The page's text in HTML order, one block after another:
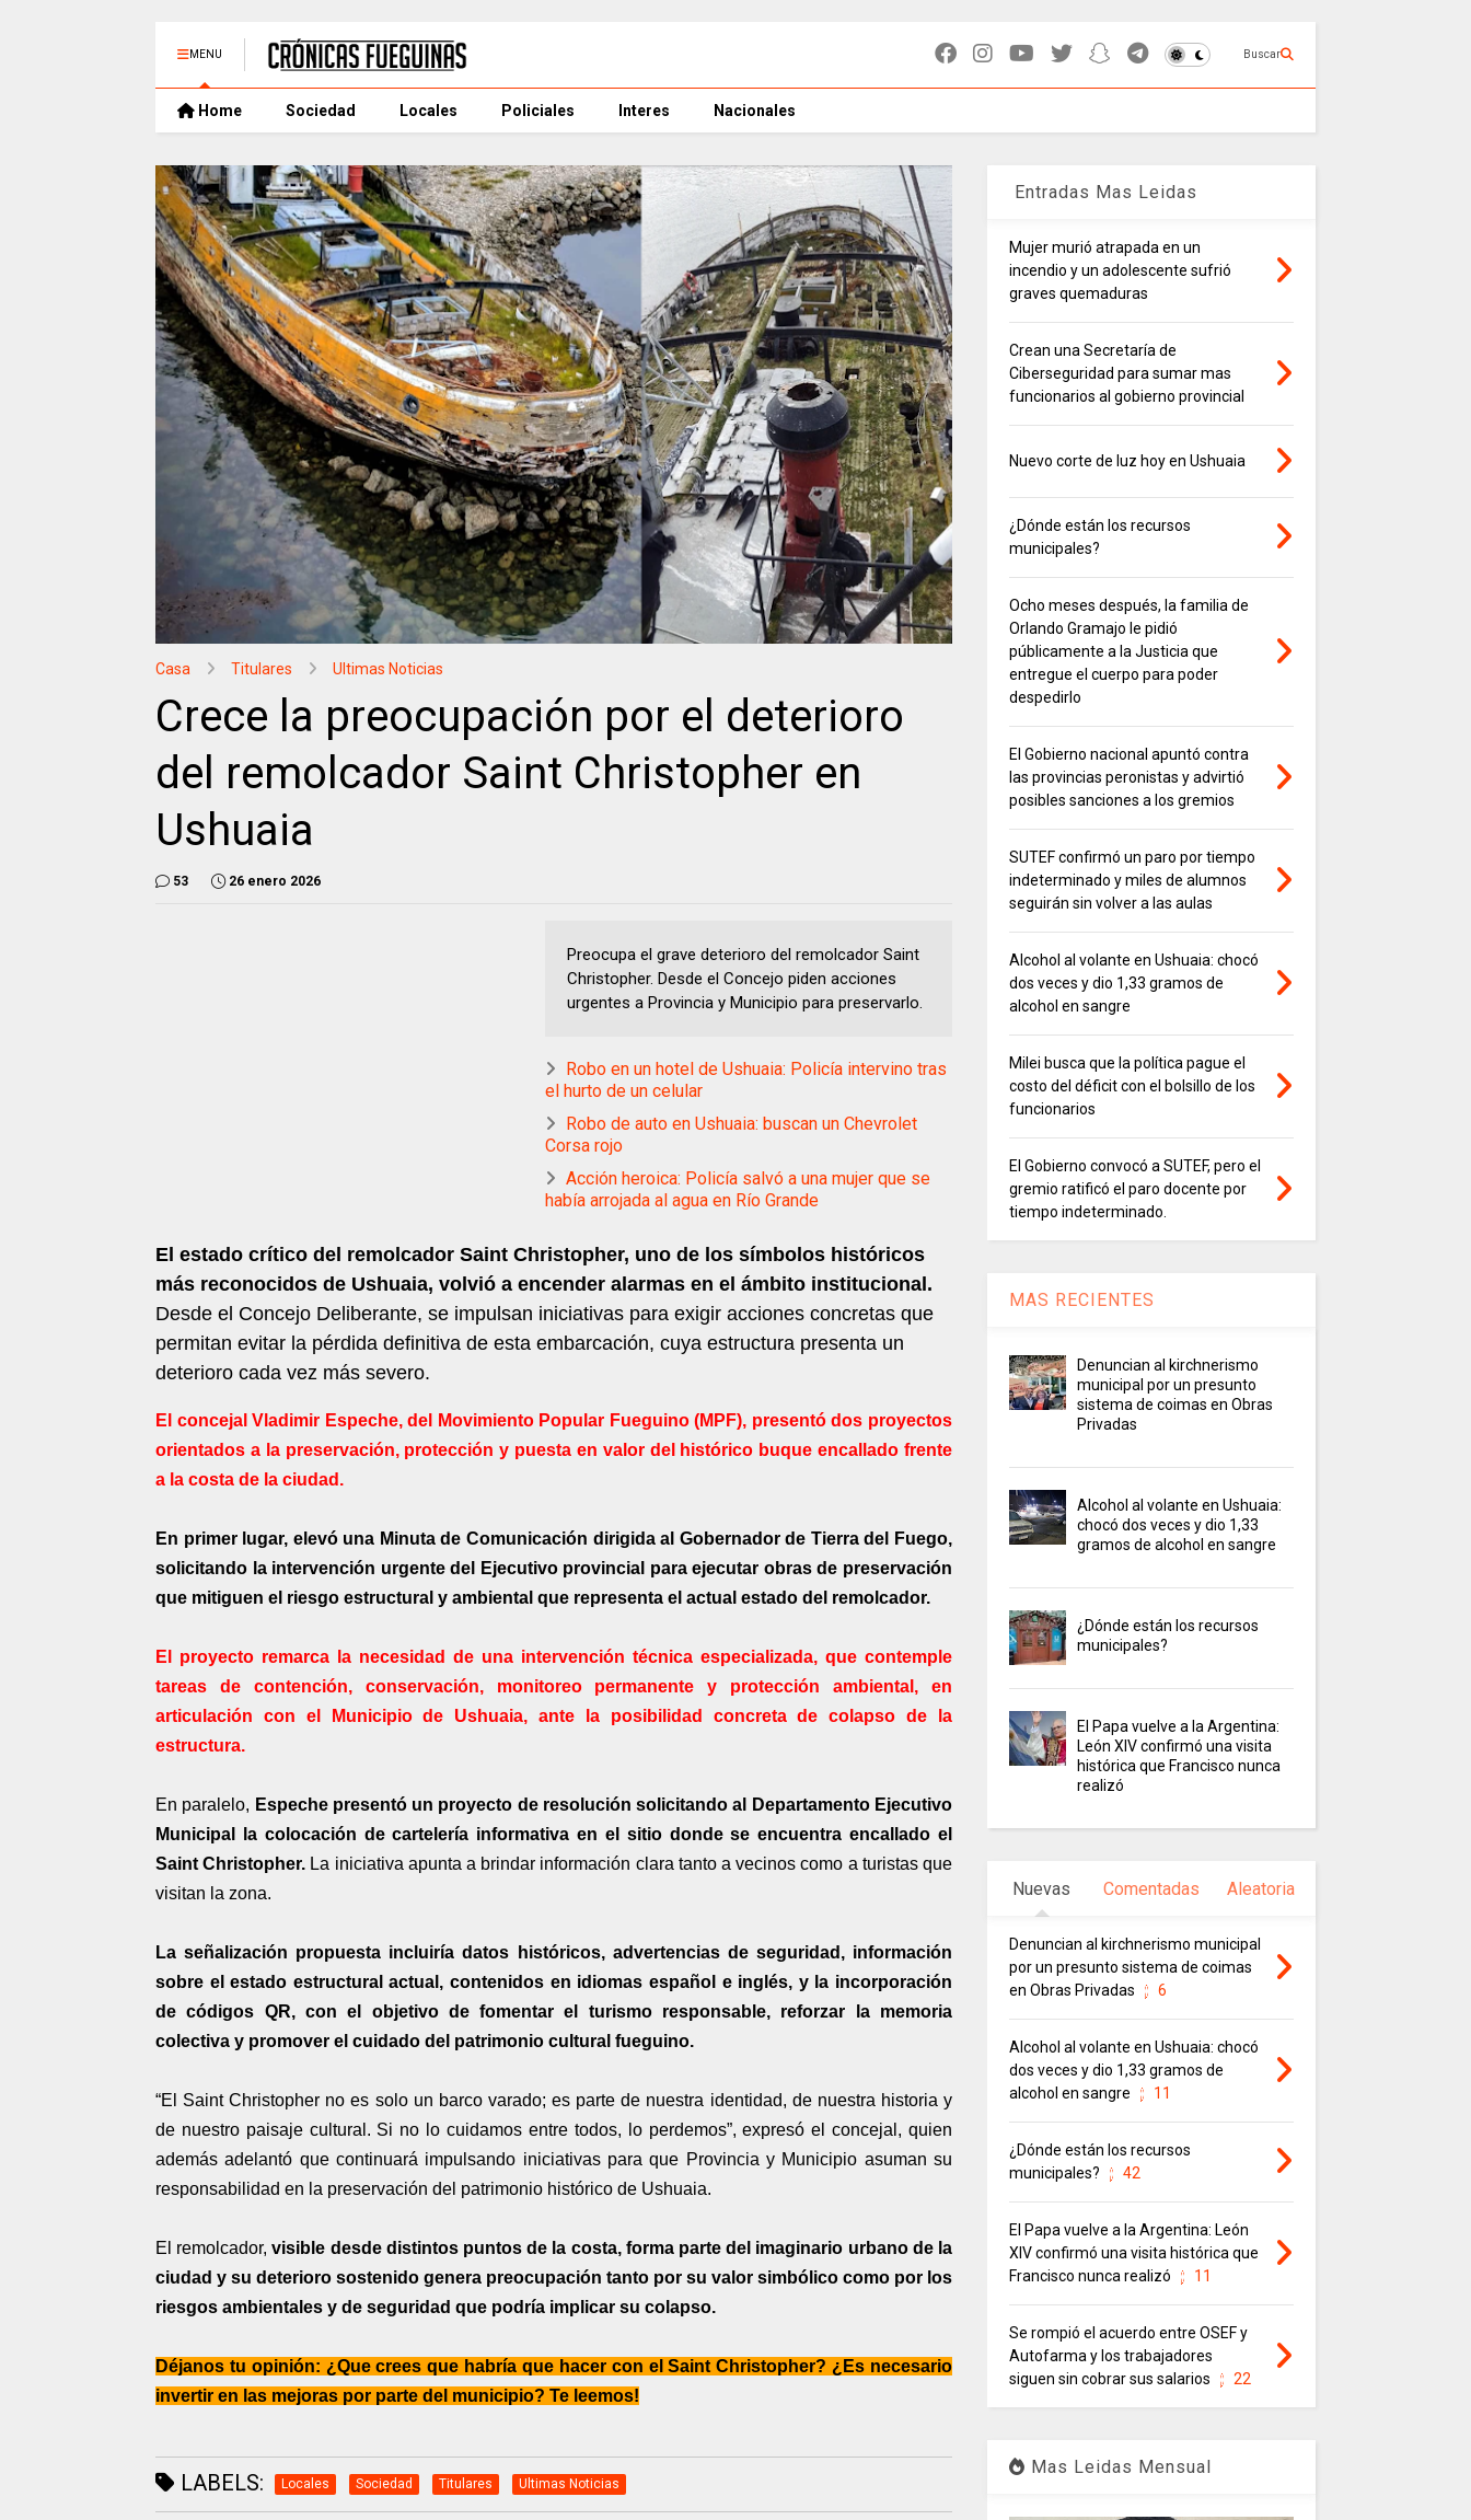
MENU Buscar
Home Sociedad Locales Policiales Interes Nacionales
Casa Titulares Ultimas Noticias
Crece la preocupación por el deterioro
del remolcador Saint Christopher en
Ushuaia
53 26 enero 2026
Preocupa el grave deterioro del remolcador Saint
Christopher. Desde el Concejo piden acciones
urgentes a Provincia y Municipio para preservarlo.
Robo en un hotel de Ushuaia: Policía intervino tras
el hurto de un celular
Robo de auto en Ushuaia: buscan un Chevrolet
Corsa rojo
Acción heroica: Policía salvó a una mujer que se
había arrojada al agua en Río Grande
El estado crítico del remolcador Saint Christopher, uno de los símbolos históricos
más reconocidos de Ushuaia, volvió a encender alarmas en el ámbito institucional.
Desde el Concejo Deliberante, se impulsan iniciativas para exigir acciones concretas que
permitan evitar la pérdida definitiva de esta embarcación, cuya estructura presenta un
deterioro cada vez más severo.
El concejal Vladimir Espeche, del Movimiento Popular Fueguino (MPF), presentó dos proyectos
orientados a la preservación, protección y puesta en valor del histórico buque encallado frente
a la costa de la ciudad.
En primer lugar, elevó una Minuta de Comunicación dirigida al Gobernador de Tierra del Fuego,
solicitando la intervención urgente del Ejecutivo provincial para ejecutar obras de preservación
que mitiguen el riesgo estructural y ambiental que representa el actual estado del remolcador.
El proyecto remarca la necesidad de una intervención técnica especializada, que contemple
tareas de contención, conservación, monitoreo permanente y protección ambiental, en
articulación con el Municipio de Ushuaia, ante la posibilidad concreta de colapso de la
estructura.
En paralelo, Espeche presentó un proyecto de resolución solicitando al Departamento Ejecutivo
Municipal la colocación de cartelería informativa en el sitio donde se encuentra encallado el
Saint Christopher. La iniciativa apunta a brindar información clara tanto a vecinos como a turistas que
visitan la zona.
La señalización propuesta incluiría datos históricos, advertencias de seguridad, información
sobre el estado estructural actual, contenidos en idiomas español e inglés, y la incorporación
de códigos QR, con el objetivo de fomentar el turismo responsable, reforzar la memoria
colectiva y promover el cuidado del patrimonio cultural fueguino.
“El Saint Christopher no es solo un barco varado; es parte de nuestra identidad, de nuestra historia y
de nuestro paisaje cultural. Si no lo cuidamos entre todos, lo perdemos”, expresó el concejal, quien
además adelantó que continuará impulsando iniciativas para que Provincia y Municipio asuman su
responsabilidad en la preservación del patrimonio histórico de Ushuaia.
El remolcador,visible desde distintos puntos de la costa, forma parte del imaginario urbano de la
ciudad y su deterioro sostenido genera preocupación tanto por su valor simbólico como por los
riesgos ambientales y de seguridad que podría implicar su colapso.
Déjanos tu opinión: ¿Que crees que habría que hacer con el Saint Christopher? ¿Es necesario
invertir en las mejoras por parte del municipio? Te leemos!
LABELS: Locales Sociedad Titulares Ultimas Noticias
Entradas Mas Leidas
Mujer murió atrapada en un
incendio y un adolescente sufrió
graves quemaduras
Crean una Secretaría de
Ciberseguridad para sumar mas
funcionarios al gobierno provincial
Nuevo corte de luz hoy en Ushuaia
¿Dónde están los recursos
municipales?
Ocho meses después, la familia de
Orlando Gramajo le pidió
públicamente a la Justicia que
entregue el cuerpo para poder
despedirlo
El Gobierno nacional apuntó contra
las provincias peronistas y advirtió
posibles sanciones a los gremios
SUTEF confirmó un paro por tiempo
indeterminado y miles de alumnos
seguirán sin volver a las aulas
Alcohol al volante en Ushuaia: chocó
dos veces y dio 1,33 gramos de
alcohol en sangre
Milei busca que la política pague el
costo del déficit con el bolsillo de los
funcionarios
El Gobierno convocó a SUTEF, pero el
gremio ratificó el paro docente por
tiempo indeterminado.
MAS RECIENTES
Denuncian al kirchnerismo
municipal por un presunto
sistema de coimas en Obras
Privadas
Alcohol al volante en Ushuaia:
chocó dos veces y dio 1,33
gramos de alcohol en sangre
¿Dónde están los recursos
municipales?
El Papa vuelve a la Argentina:
León XIV confirmó una visita
histórica que Francisco nunca
realizó
Nuevas Comentadas Aleatoria
Denuncian al kirchnerismo municipal
por un presunto sistema de coimas
en Obras Privadas
6
Alcohol al volante en Ushuaia: chocó
dos veces y dio 1,33 gramos de
alcohol en sangre
11
¿Dónde están los recursos
municipales?
42
El Papa vuelve a la Argentina: León
XIV confirmó una visita histórica que
Francisco nunca realizó
11
Se rompió el acuerdo entre OSEF y
Autofarma y los trabajadores
siguen sin cobrar sus salarios
22
Mas Leidas Mensual